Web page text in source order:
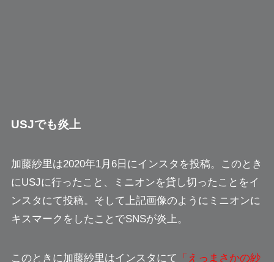
USJでも炎上
加藤紗里は2020年1月6日にインスタを投稿。このとき
にUSJに行ったこと、ミニオンを貸し切ったことをイ
ンスタにて投稿。そして上記画像のようにミニオンに
キスマークをしたことでSNSが炎上。
このときに加藤紗里はインスタにて
「えっまさかの紗